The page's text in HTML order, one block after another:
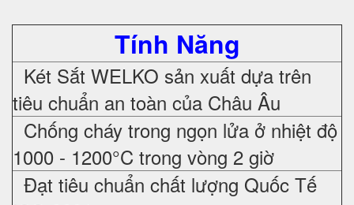
Tính Năng
Két Sắt WELKO sản xuất dựa trên
tiêu chuẩn an toàn của Châu Âu
Chống cháy trong ngọn lửa ở nhiệt độ
1000 - 1200°C trong vòng 2 giờ
Đạt tiêu chuẩn chất lượng Quốc Tế